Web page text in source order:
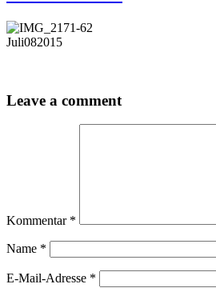
Juli082015
Leave a comment
Kommentar *
Name *
E-Mail-Adresse *